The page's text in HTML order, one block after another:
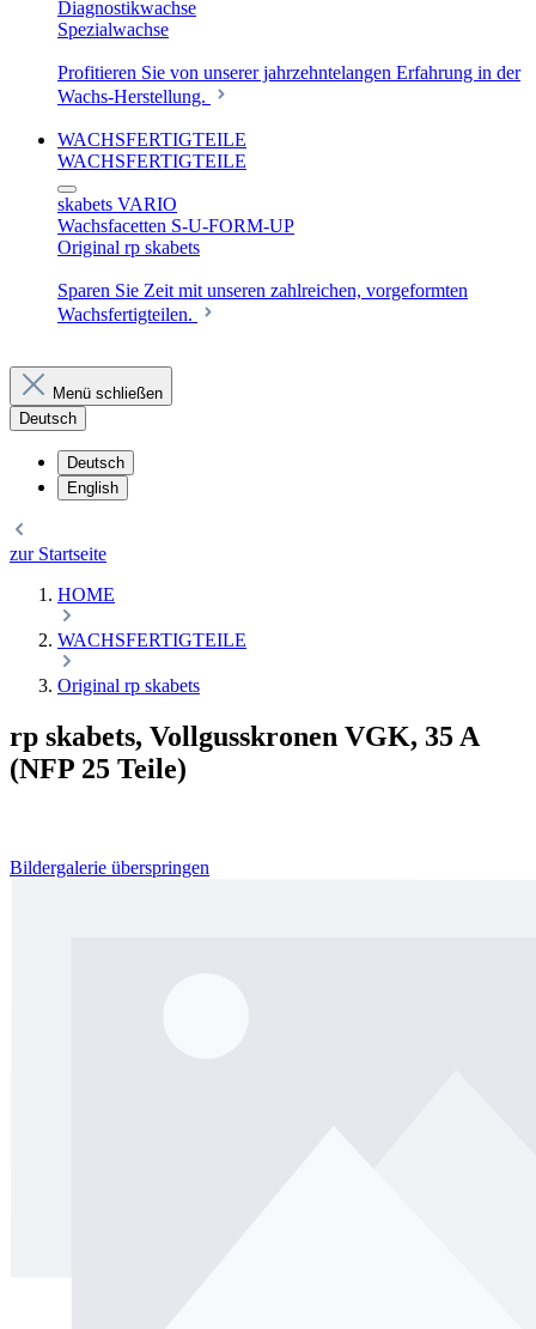
Diagnostikwachse
Spezialwachse
Profitieren Sie von unserer jahrzehntelangen Erfahrung in der
Wachs-Herstellung.
WACHSFERTIGTEILE
WACHSFERTIGTEILE
skabets VARIO
Wachsfacetten S-U-FORM-UP
Original rp skabets
Sparen Sie Zeit mit unseren zahlreichen, vorgeformten
Wachsfertigteilen.
Menü schließen
Deutsch
Deutsch
English
zur Startseite
HOME
WACHSFERTIGTEILE
Original rp skabets
rp skabets, Vollgusskronen VGK, 35 A
(NFP 25 Teile)
Bildergalerie überspringen